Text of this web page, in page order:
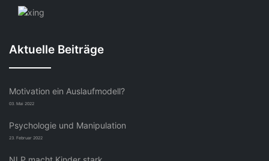
Aktuelle Beiträge
Motivation ein Auslaufmodell?
03. Mai 2022
Psychologie und Manipulation
23. Februar 2022